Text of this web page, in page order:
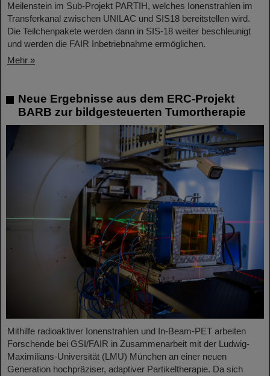
Meilenstein im Sub-Projekt PARTIH, welches Ionenstrahlen im
Transferkanal zwischen UNILAC und SIS18 bereitstellen wird.
Die Teilchenpakete werden dann in SIS-18 weiter beschleunigt
und werden die FAIR Inbetriebnahme ermöglichen.
Mehr »
Neue Ergebnisse aus dem ERC-Projekt
BARB zur bildgesteuerten Tumortherapie
Mithilfe radioaktiver Ionenstrahlen und In-Beam-PET arbeiten
Forschende bei GSI/FAIR in Zusammenarbeit mit der Ludwig-
Maximilians-Universität (LMU) München an einer neuen
Generation hochpräziser, adaptiver Partikeltherapie. Da sich